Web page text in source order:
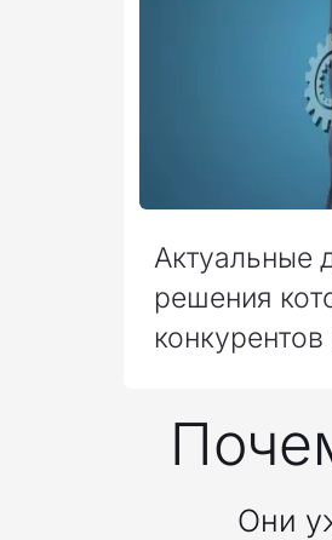
Актуальные
решения
Они